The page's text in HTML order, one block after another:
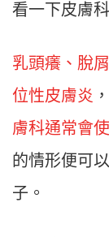
看一下皮膚
乳頭癢、脫
位性皮膚炎
膚科通常會
的情形便可
子。